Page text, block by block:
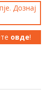
Дознај
овде!